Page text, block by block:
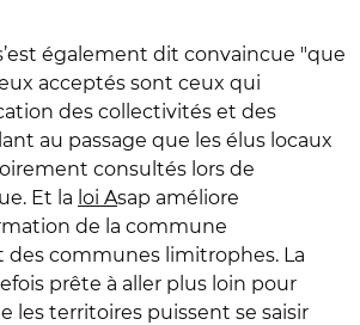
également dit convaincue "que
acceptés sont ceux qui
des collectivités et des
au passage que les élus locaux
consultés lors de
Et la loi Asap améliore
de la commune
des communes limitrophes. La
prête à aller plus loin pour
les territoires puissent se saisir